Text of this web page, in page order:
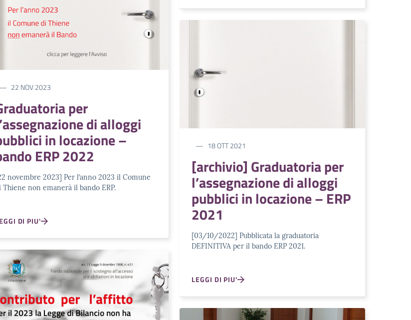
22 NOV 2023
per
di alloggi
in locazione –
ERP 2022
novembre 2023] Per l’anno 2023 il Comune
Thiene non emanerà il bando ERP.
DI PIU'
18 OTT 2021
[archivio] Graduatoria per
l’assegnazione di alloggi
pubblici in locazione – ERP
2021
[03/10/2022] Pubblicata la graduatoria
DEFINITIVA per il bando ERP 2021.
LEGGI DI PIU'